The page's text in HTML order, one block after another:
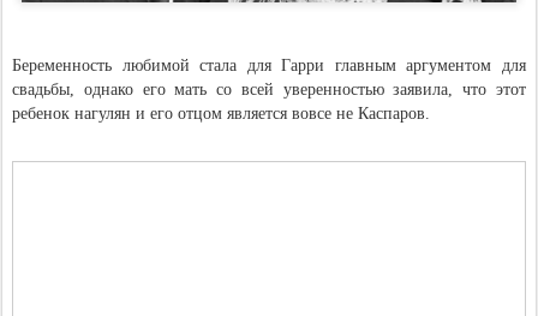
Беременность любимой стала для Гарри главным аргументом для
свадьбы, однако его мать со всей уверенностью заявила, что этот
ребенок нагулян и его отцом является вовсе не Каспаров.